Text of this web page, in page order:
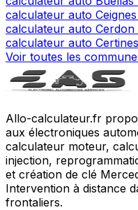
calculateur auto Ceignes
calculateur auto Cerdon
calculateur auto Certines
Voir toutes les
Allo-calculateur.fr
aux électroniques
calculateur moteur,
injection,
et création de clé
Intervention à distance
frontaliers.